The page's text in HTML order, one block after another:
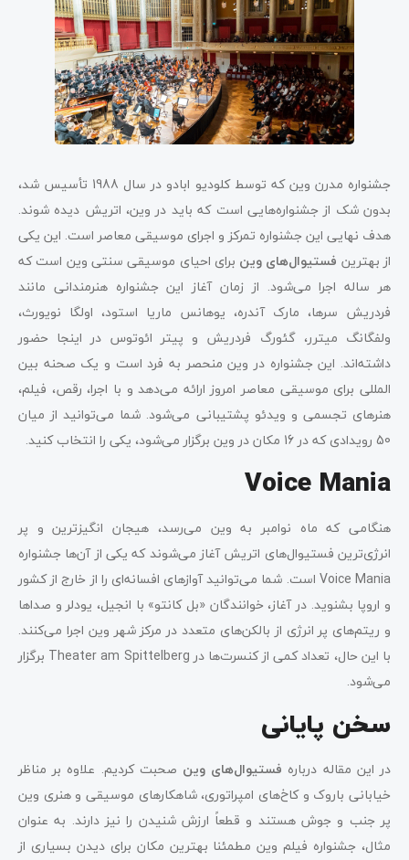
جشنواره مدرن وین که توسط کلودیو ابادو در سال 1988 تأسیس شد،
بدون شک از جشنواره‌هایی است که باید در وین، اتریش دیده شوند.
هدف نهایی این جشنواره تمرکز و اجرای موسیقی معاصر است. این یکی
از بهترین فستیوال‌های وین برای احیای موسیقی سنتی وین است که
هر ساله اجرا می‌شود. از زمان آغاز این جشنواره هنرمندانی مانند
فردریش سرها، مارک آندره، یوهانس ماریا استود، اولگا نویورث،
ولفگانگ میترر، گئورگ فردریش و پیتر ائوتوس در اینجا حضور
داشته‌اند. این جشنواره در وین منحصر به فرد است و یک صحنه بین
المللی برای موسیقی معاصر امروز ارائه می‌دهد و با اجرا، رقص، فیلم،
هنرهای تجسمی و ویدئو پشتیبانی می‌شود. شما می‌توانید از میان
50 رویدادی که در 16 مکان در وین برگزار می‌شود، یکی را انتخاب کنید.
Voice Mania
هنگامی که ماه نوامبر به وین می‌رسد، هیجان انگیزترین و پر
انرژی‌ترین فستیوال‌های اتریش آغاز می‌شوند که یکی از آن‌ها جشنواره
Voice Mania است. شما می‌توانید آوازهای افسانه‌ای را از خارج از کشور
و اروپا بشنوید. در آغاز، خوانندگان «بل کانتو» با انجیل، یودلر و صداها
و ریتم‌های پر انرژی از بالکن‌های متعدد در مرکز شهر وین اجرا می‌کنند.
با این حال، تعداد کمی از کنسرت‌ها در Theater am Spittelberg برگزار
می‌شود.
سخن پایانی
در این مقاله درباره فستیوال‌های وین صحبت کردیم. علاوه بر مناظر
خیابانی باروک و کاخ‌های امپراتوری، شاهکارهای موسیقی و هنری وین
پر جنب و جوش هستند و قطعاً ارزش شنیدن را نیز دارند. به عنوان
مثال، جشنواره فیلم وین مطمئنا بهترین مکان برای دیدن بسیاری از